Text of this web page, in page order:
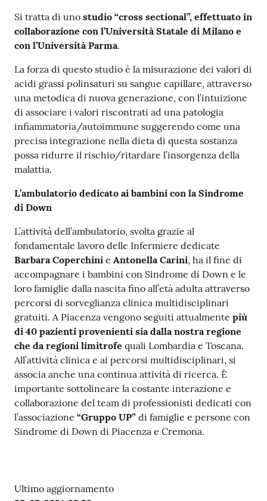
Si tratta di uno studio “cross sectional”, effettuato in
collaborazione con l’Università Statale di Milano e
con l’Università Parma.
La forza di questo studio è la misurazione dei valori di
acidi grassi polinsaturi su sangue capillare, attraverso
una metodica di nuova generazione, con l’intuizione
di associare i valori riscontrati ad una patologia
infiammatoria/autoimmune suggerendo come una
precisa integrazione nella dieta di questa sostanza
possa ridurre il rischio/ritardare l’insorgenza della
malattia.
L’ambulatorio dedicato ai bambini con la Sindrome
di Down
L’attività dell’ambulatorio, svolta grazie al
fondamentale lavoro delle Infermiere dedicate
Barbara Coperchini e Antonella Carini, ha il fine di
accompagnare i bambini con Sindrome di Down e le
loro famiglie dalla nascita fino all’età adulta attraverso
percorsi di sorveglianza clinica multidisciplinari
gratuiti. A Piacenza vengono seguiti attualmente più
di 40 pazienti provenienti sia dalla nostra regione
che da regioni limitrofe quali Lombardia e Toscana.
All’attività clinica e ai percorsi multidisciplinari, si
associa anche una continua attività di ricerca. È
importante sottolineare la costante interazione e
collaborazione del team di professionisti dedicati con
l’associazione “Gruppo UP” di famiglie e persone con
Sindrome di Down di Piacenza e Cremona.
Ultimo aggiornamento